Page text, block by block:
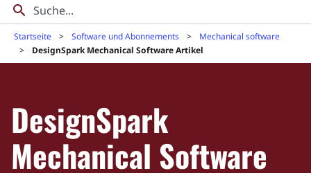
Startseite Software und Abonnements
Mechanical software
DesignSpark Mechanical Software Artikel
DesignSpark
Mechanical Software